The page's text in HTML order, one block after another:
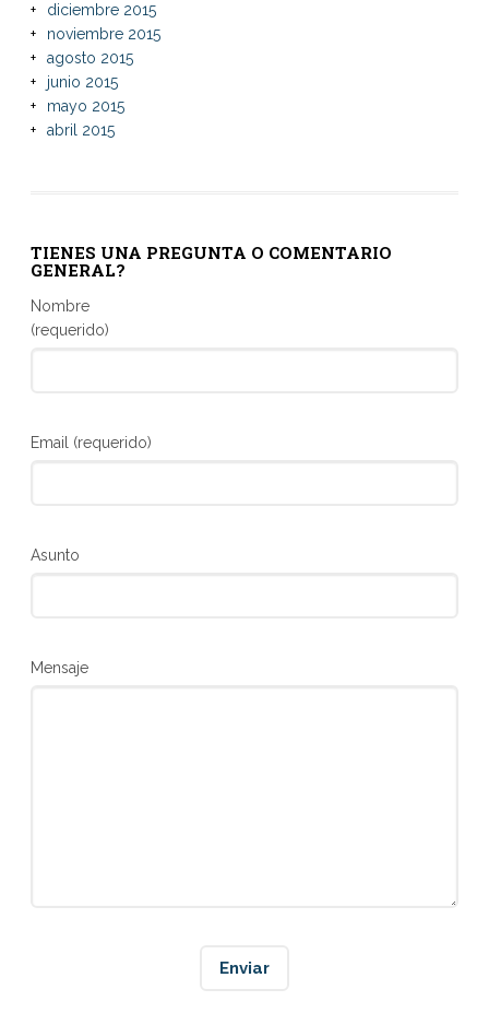
diciembre 2015
noviembre 2015
agosto 2015
junio 2015
mayo 2015
abril 2015
TIENES UNA PREGUNTA O COMENTARIO
GENERAL?
Nombre
(requerido)
Email (requerido)
Asunto
Mensaje